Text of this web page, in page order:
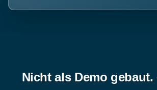
Nicht als Demo gebaut.